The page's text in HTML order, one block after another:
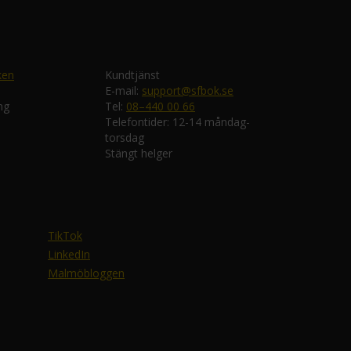
Kundtjänst
E-mail: support@sfbok.se
Tel: 08–440 00 66
Telefontider: 12-14 måndag-
torsdag
Stängt helger
TikTok
LinkedIn
Malmöbloggen